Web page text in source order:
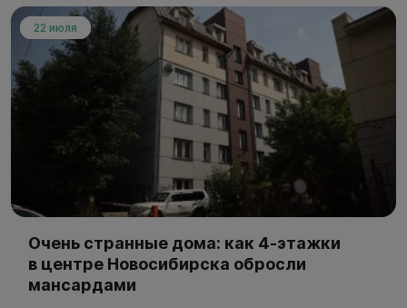
22 июля
Очень странные дома: как 4-этажки
в центре Новосибирска обросли
мансардами